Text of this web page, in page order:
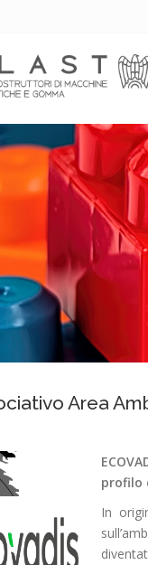
Area
profilo
In